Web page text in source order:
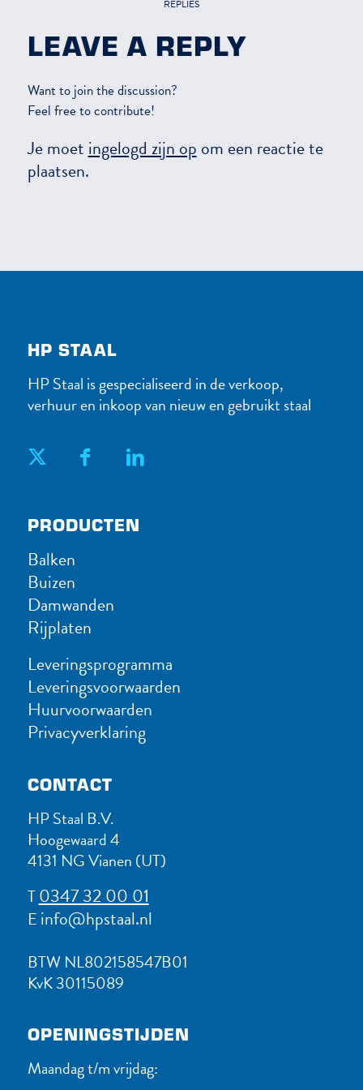
REPLIES
LEAVE A REPLY
Want to join the discussion?
Feel free to contribute!
Je moet ingelogd zijn op om een reactie te
plaatsen.
HP STAAL
HP Staal is gespecialiseerd in de verkoop,
verhuur en inkoop van nieuw en gebruikt staal
PRODUC​TEN
Balken
Buizen
Damwanden
Rijplaten
Leveringsprogramma
Leveringsvoorwaarden
Huurvoorwaarden
Privacyverklaring
CONTACT
HP Staal B.V.
Hoogewaard 4
4131 NG Vianen (UT)
T0347 32 00 01
E info@hpstaal.nl
BTW NL802158547B01
KvK 30115089
OPENINGSTIJDEN
Maandag t/m vrijdag: